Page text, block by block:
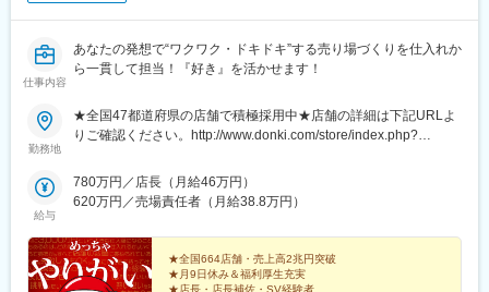
仕事内容
あなたの発想で“ワクワク・ドキドキ”する売り場づくりを仕入れか
ら一貫して担当！『好き』を活かせます！
勤務地
★全国47都道府県の店舗で積極採用中★店舗の詳細は下記URLよ
りご確認ください。http://www.donki.com/store/index.php?
OK！（要相談）※受け入れ状況によっては、ご希望の店舗以外の
配属となる可能性もございます。
給与
780万円／店長（月給46万円）
620万円／売場責任者（月給38.8万円）
★全国664店舗・売上高2兆円突破
★月9日休み＆福利厚生充実
★店長・店長補佐・SV経験者